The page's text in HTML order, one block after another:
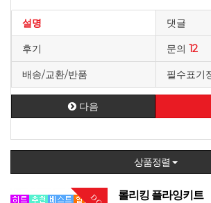
설명 댓글
후기 문의 12
배송/교환/반품 필수표기
다음
상품정렬
DC 롤리킹 플라잉키트